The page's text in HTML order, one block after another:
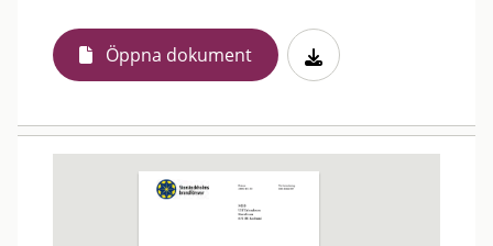
Öppna dokument